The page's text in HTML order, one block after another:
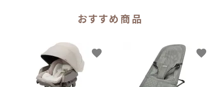
おすすめ商品
favorite favorite